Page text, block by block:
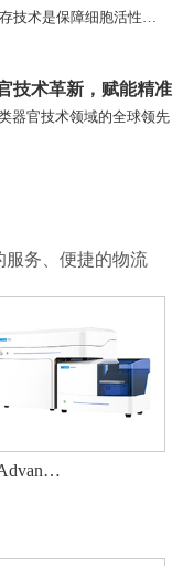
技术是保障细胞活性…
技术革新，赋能精准
器官技术领域的全球领先
服务、便捷的物流